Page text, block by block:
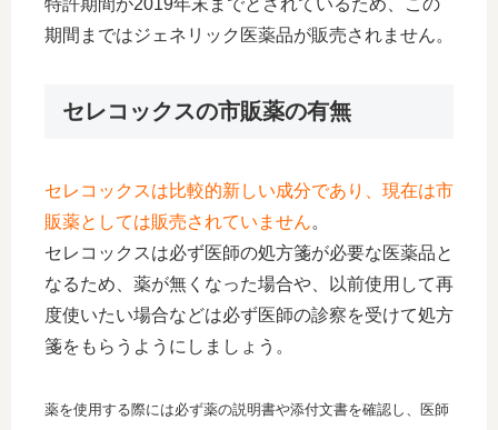
特許期間が2019年末までとされているため、この
期間まではジェネリック医薬品が販売されません。
セレコックスの市販薬の有無
セレコックスは比較的新しい成分であり、現在は市
販薬としては販売されていません。
セレコックスは必ず医師の処方箋が必要な医薬品と
なるため、薬が無くなった場合や、以前使用して再
度使いたい場合などは必ず医師の診察を受けて処方
箋をもらうようにしましょう。
薬を使用する際には必ず薬の説明書や添付文書を確認し、医師